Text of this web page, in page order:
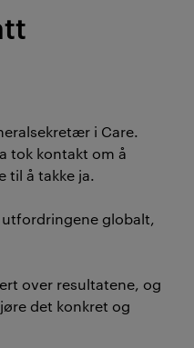
i Care.
tok kontakt om å
til å takke ja.
globalt,
over resultatene, og
det konkret og